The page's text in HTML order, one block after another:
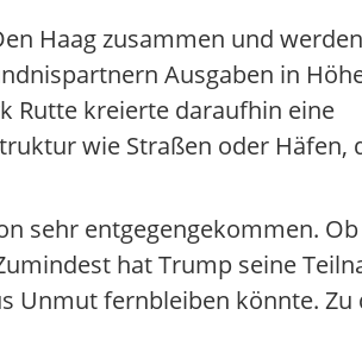
Haag zusammen und
Ausgaben in
Rutte kreierte daraufhin eine
wie Straßen oder Häfen,
sehr entgegengekommen.
hat Trump seine
Unmut fernbleiben könnte. Zu